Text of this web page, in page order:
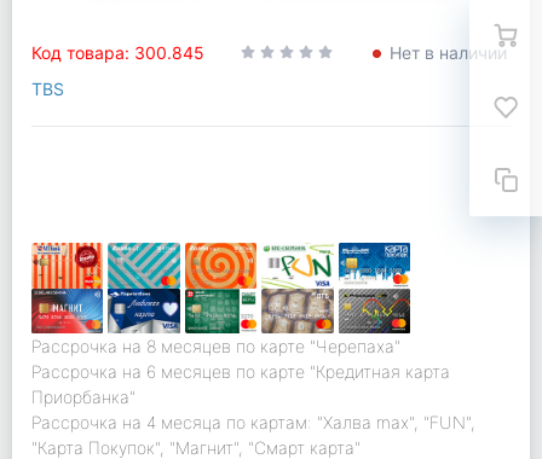
Код товара: 300.845
Нет в наличии
TBS
Рассрочка на 8 месяцев по карте "Черепаха"
Рассрочка на 6 месяцев по карте "Кредитная карта
Приорбанка"
Рассрочка на 4 месяца по картам: "Халва max", "FUN",
"Карта Покупок", "Магнит", "Смарт карта"